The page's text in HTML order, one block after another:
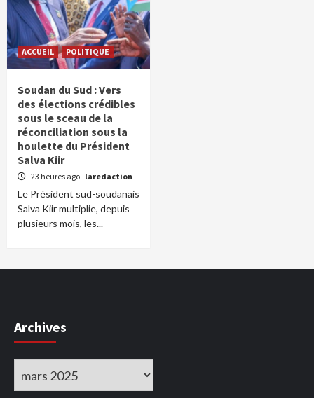
ACCUEIL POLITIQUE
Soudan du Sud : Vers
des élections crédibles
sous le sceau de la
réconciliation sous la
houlette du Président
Salva Kiir
23 heures ago laredaction
Le Président sud-soudanais
Salva Kiir multiplie, depuis
plusieurs mois, les...
Archives
Archives